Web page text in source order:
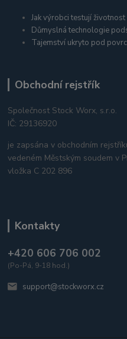
Jak výrobci testují
Důmyslná technologie
Tajemství ukryto pod
Obchodní rejstřík
Společnost Stock Worx, s.r.o.
IČ: 29136920
je zapsána v obchodním
vedeném Městským soudem v
vložka C 202 896
Kontakty
+420 606 706 002
(Po-Pá, 9-18 hod.)
support@stockworx.cz